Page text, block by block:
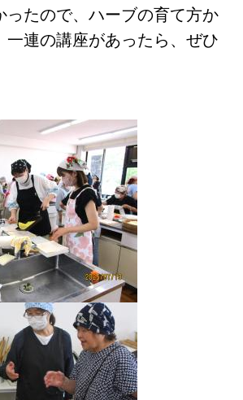
ったので、ハーブの育て方か
一連の講座があったら、ぜひ